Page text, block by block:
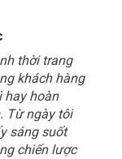
thời trang
khách hàng
hay hoàn
Từ ngày tôi
sáng suốt
chiến lược